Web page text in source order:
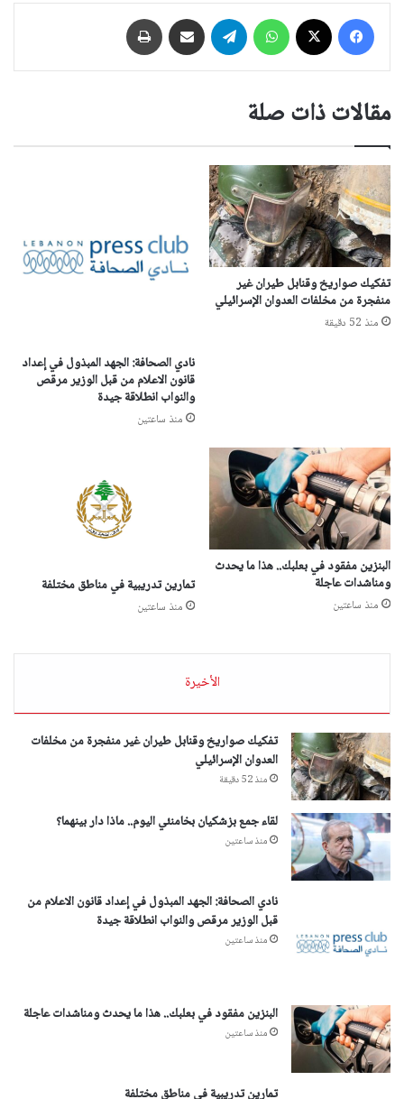
فيسبوك واتساب تيلقرام مشاركة عبر البريد
مقالات ذات صلة
تفكيك صواريخ وقنابل طيران غير
منفجرة من مخلفات العدوان الإسرائيلي
منذ 52 دقيقة
نادي الصحافة: الجهد المبذول في إعداد
قانون الاعلام من قبل الوزير مرقص
والنواب انطلاقة جيدة
منذ ساعتين
البنزين مفقود في بعلبك.. هذا ما يحدث
ومناشدات عاجلة
منذ ساعتين
تمارين تدريبية في مناطق مختلفة
منذ ساعتين
الأخيرة
تفكيك صواريخ وقنابل طيران غير منفجرة من مخلفات
العدوان الإسرائيلي
منذ 52 دقيقة
لقاء جمع بزشكيان بخامنئي اليوم.. ماذا دار بينهما؟
منذ ساعتين
نادي الصحافة: الجهد المبذول في إعداد قانون الاعلام من
قبل الوزير مرقص والنواب انطلاقة جيدة
منذ ساعتين
البنزين مفقود في بعلبك.. هذا ما يحدث ومناشدات عاجلة
منذ ساعتين
تمارين تدريبية في مناطق مختلفة